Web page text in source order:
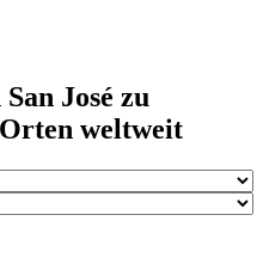
José zu
weltweit